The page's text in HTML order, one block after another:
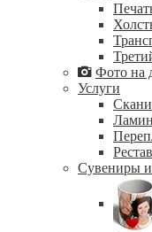
Фото на
Услуги
Сувениры